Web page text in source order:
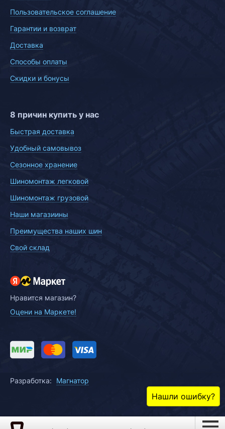
Пользовательское соглашение
Гарантии и возврат
Доставка
Способы оплаты
Скидки и бонусы
8 причин купить у нас
Быстрая доставка
Удобный самовывоз
Сезонное хранение
Шиномонтаж легковой
Шиномонтаж грузовой
Наши магазиины
Преимущества наших шин
Свой склад
Нравится магазин?
Оцени на Маркете!
Разработка: Магнатор
Нашли ошибку?